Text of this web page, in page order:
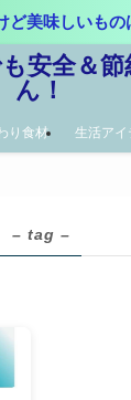
ど美味しいも
安全＆節
ん！
り食材 生活アイ
– tag –